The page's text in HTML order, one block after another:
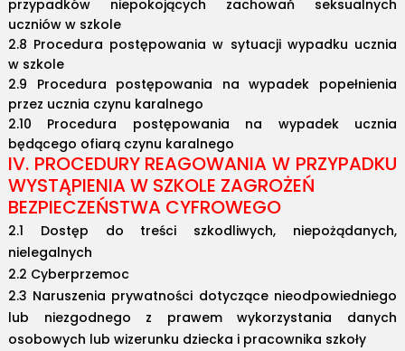
przypadków niepokojących zachowań seksualnych
uczniów w szkole
2.8 Procedura postępowania w sytuacji wypadku ucznia
w szkole
2.9 Procedura postępowania na wypadek popełnienia
przez ucznia czynu karalnego
2.10 Procedura postępowania na wypadek ucznia
będącego ofiarą czynu karalnego
IV. PROCEDURY REAGOWANIA W PRZYPADKU
WYSTĄPIENIA W SZKOLE ZAGROŻEŃ
BEZPIECZEŃSTWA CYFROWEGO
2.1 Dostęp do treści szkodliwych, niepożądanych,
nielegalnych
2.2 Cyberprzemoc
2.3 Naruszenia prywatności dotyczące nieodpowiedniego
lub niezgodnego z prawem wykorzystania danych
osobowych lub wizerunku dziecka i pracownika szkoły